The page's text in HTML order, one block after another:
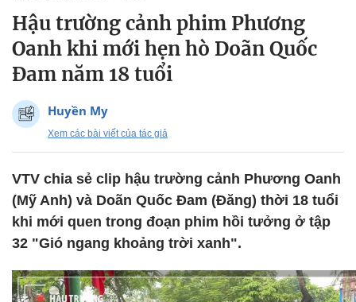
Hậu trường cảnh phim Phương
Oanh khi mới hẹn hò Doãn Quốc
Đam năm 18 tuổi
Huyền My
Xem các bài viết của tác giả
VTV chia sẻ clip hậu trường cảnh Phương Oanh
(Mỹ Anh) và Doãn Quốc Đam (Đăng) thời 18 tuổi
khi mới quen trong đoạn phim hồi tưởng ở tập
32 "Gió ngang khoảng trời xanh".